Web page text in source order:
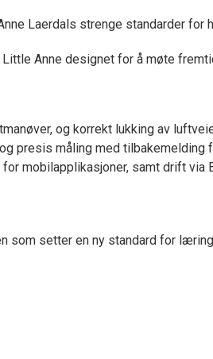
Laerdals strenge standarder for
Anne designet for å møte
og korrekt lukking av
presis måling med tilbakemelding
mobilapplikasjoner, samt drift
som setter en ny standard for